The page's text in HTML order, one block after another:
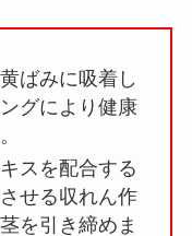
ばみに吸着し
グにより健康
スを配合する
せる収れん作
を引き締めま